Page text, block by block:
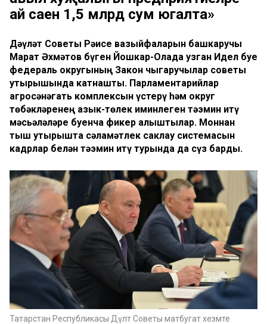
ай саен 1,5 млрд сум югалта»
Дәүләт Советы Рәисе вазыйфаларын башкаручы
Марат Әхмәтов бүген Йошкар-Олада узган Идел буе
федераль округының Закон чыгаручылар советы
утырышында катнашты. Парламентарийлар
агросәнәгать комплексын үстерү һәм округ
төбәкләренең азык-төлек иминлеген тәэмин итү
мәсьәләләре буенча фикер алыштылар. Моннан
тыш утырышта сәламәтлек саклау системасын
кадрлар белән тәэмин итү турында да сүз барды.
Татарстан Республикасы Дәүләт Советы матбугат хезмәте